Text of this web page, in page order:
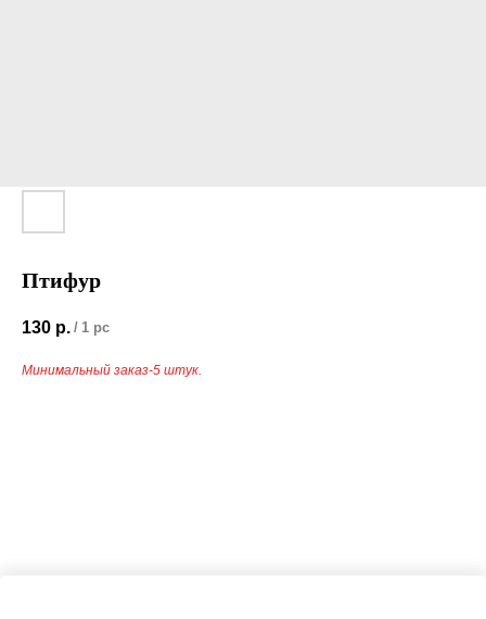
Птифур
130 р. / 1 pc
Минимальный заказ-5 штук.